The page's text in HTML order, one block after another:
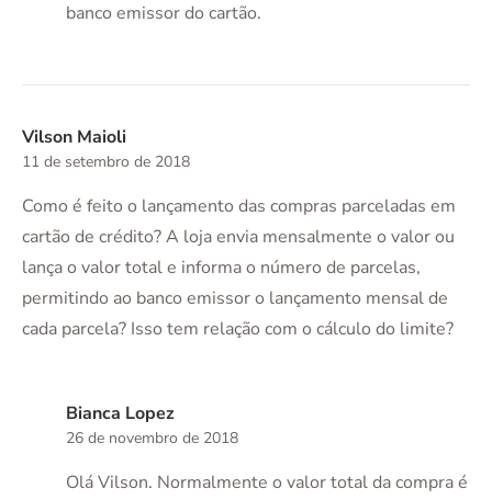
banco emissor do cartão.
Vilson Maioli
11 de setembro de 2018
Como é feito o lançamento das compras parceladas em
cartão de crédito? A loja envia mensalmente o valor ou
lança o valor total e informa o número de parcelas,
permitindo ao banco emissor o lançamento mensal de
cada parcela? Isso tem relação com o cálculo do limite?
Bianca Lopez
26 de novembro de 2018
Olá Vilson. Normalmente o valor total da compra é